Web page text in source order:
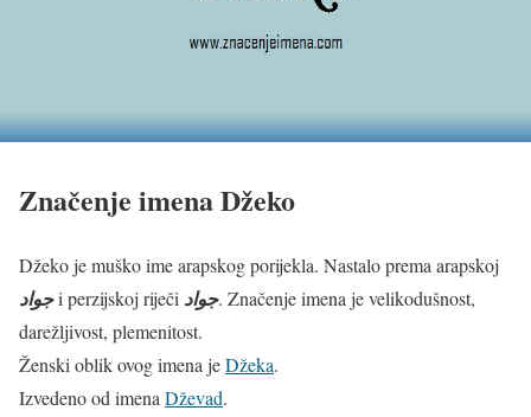
Značenje imena Džeko
Džeko je muško ime arapskog porijekla. Nastalo prema arapskoj
جوادi perzijskoj riječi جواد. Značenje imena je velikodušnost,
darežljivost, plemenitost.
Ženski oblik ovog imena jeDžeka.
Izvedeno od imena Dževad.